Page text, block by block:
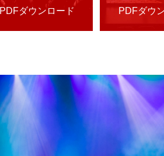
PDFダウンロード PDFダウ